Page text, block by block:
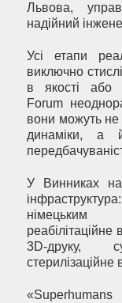
Львова,
надійний
Усі етапи
виключно
в якості або
Forum
вони можуть
динаміки, а й
У Винниках
німецьким
реабілітаційне
3D-друку,